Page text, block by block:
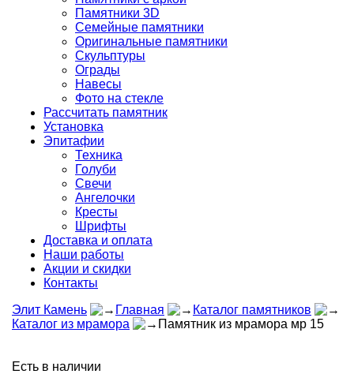
Памятники 3D
Семейные памятники
Оригинальные памятники
Скульптуры
Ограды
Навесы
Фото на стекле
Рассчитать памятник
Установка
Эпитафии
Техника
Голуби
Свечи
Ангелочки
Кресты
Шрифты
Доставка и оплата
Наши работы
Акции и скидки
Контакты
Элит Камень
Главная
Каталог памятников
Каталог из мрамора
Памятник из мрамора мр 15
Есть в наличии